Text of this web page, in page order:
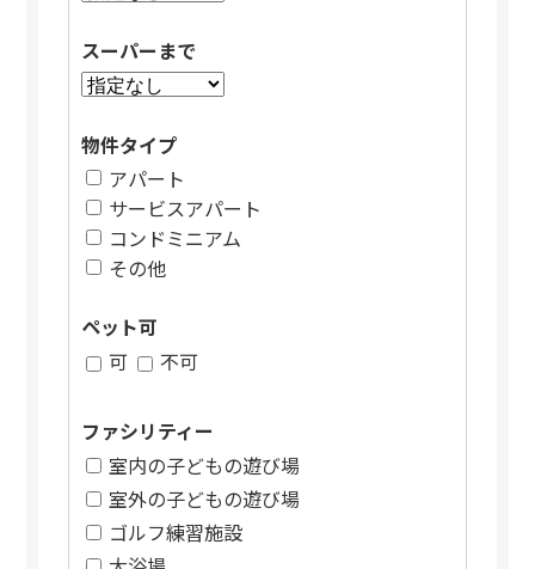
スーパーまで
物件タイプ
アパート
サービスアパート
コンドミニアム
その他
ペット可
可
不可
ファシリティー
室内の子どもの遊び場
室外の子どもの遊び場
ゴルフ練習施設